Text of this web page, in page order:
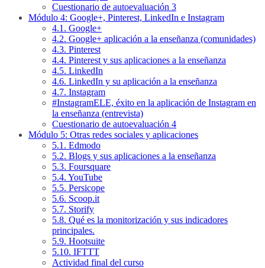
Cuestionario de autoevaluación 3
Módulo 4: Google+, Pinterest, LinkedIn e Instagram
4.1. Google+
4.2. Google+ aplicación a la enseñanza (comunidades)
4.3. Pinterest
4.4. Pinterest y sus aplicaciones a la enseñanza
4.5. LinkedIn
4.6. LinkedIn y su aplicación a la enseñanza
4.7. Instagram
#InstagramELE, éxito en la aplicación de Instagram en
la enseñanza (entrevista)
Cuestionario de autoevaluación 4
Módulo 5: Otras redes sociales y aplicaciones
5.1. Edmodo
5.2. Blogs y sus aplicaciones a la enseñanza
5.3. Foursquare
5.4. YouTube
5.5. Persicope
5.6. Scoop.it
5.7. Storify
5.8. Qué es la monitorización y sus indicadores
principales.
5.9. Hootsuite
5.10. IFTTT
Actividad final del curso